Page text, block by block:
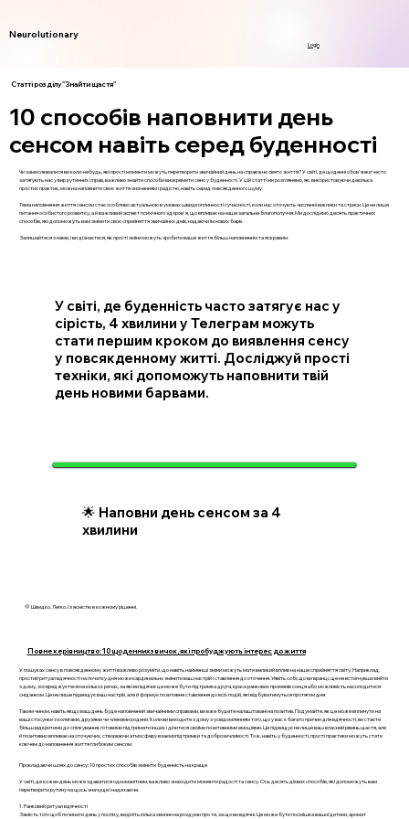
Neurolutionary
Login
Статті розділу "Знайти щастя"
10 способів наповнити день
сенсом навіть серед буденності
Чи замислювалися ви коли-небудь, які прості моменти можуть перетворити звичайний день на справжнє свято життя? У світі, де щоденні обов'язки часто
затягують нас у вир рутинних справ, важливо знайти способи виокремити сенс у буденності. У цій статті ми розглянемо, як, використовуючи декілька
простих практик, можна наповнити своє життя значенням і радістю, навіть серед повсякденного шуму.
Тема наповнення життя сенсом стає особливо актуальною в умовах швидкоплинності сучасності, коли нас оточують численні виклики та стреси. Це не лише
питання особистого розвитку, а й важливий аспект психічного здоров'я, що впливає на наше загальне благополуччя. Ми дослідимо десять практичних
способів, які допоможуть вам змінити своє сприйняття звичайних днів, надаючи їм нових барв.
Залишайтеся з нами, і ви дізнаєтеся, як прості зміни можуть зробити ваше життя більш наповненим та яскравим.
У світі, де буденність часто затягує нас у
сірість, 4 хвилини у Телеграм можуть
стати першим кроком до виявлення сенсу
у повсякденному житті. Досліджуй прості
техніки, які допоможуть наповнити твій
день новими барвами.
🌟 Наповни день сенсом за 4
хвилини
💛 Швидко. Легко. І з ясністю в кожному рішенні.
Повне керівництво: 10 щоденних звичок, які пробуджують інтерес до життя
У пошуках сенсу в повсякденному житті важливо розуміти, що навіть найменші зміни можуть мати великий вплив на наше сприйняття світу. Наприклад,
простий ритуал вдячності на початку дня може кардинально змінити ваш настрій і ставлення до оточення. Уявіть собі, що ви вранці, ще не встигнувши вийти
з дому, зосереджуєтеся на кількох речах, за які ви вдячні: це може бути підтримка друга, краса ранкових променів сонця або можливість насолодитися
сніданком. Це не лише підвищує ваш настрій, але й формує позитивне ставлення до всіх подій, які відбуватимуться протягом дня.
Таким чином, навіть якщо ваш день буде наповнений звичайними справами, ви вже будете налаштовані на позитив. Подумайте, як це може вплинути на
ваші стосунки з колегами, друзями чи членами родини. Коли ви виходите з дому з усвідомленням того, що у вас є багато причин для вдячності, ви стаєте
більш відкритими до спілкування, готовими підтримати інших і ділитися своїми позитивними емоціями. Це підвищує не лише ваш власний рівень щастя, але
й позитивно впливає на оточуючих, створюючи атмосферу взаємопідтримки та доброзичливості. Тож, навіть у буденності, прості практики можуть стати
ключем до наповнення життя глибоким сенсом.
Прокладаючи шлях до сенсу: 10 простих способів змінити буденність на краще
У світі, де кожен день може здаватися одноманітним, важливо знаходити моменти радості та сенсу. Ось десять дієвих способів, які допоможуть вам
перетворити рутину на щось значуще і надихаюче.
1. Ранковий ритуал вдячності
Замість того щоб починати день у поспіху, виділіть кілька хвилин на роздуми про те, за що ви вдячні. Це може бути посмішка вашої дитини, аромат